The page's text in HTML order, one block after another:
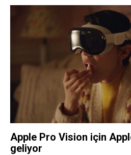
Apple Pro Vision için
geliyor